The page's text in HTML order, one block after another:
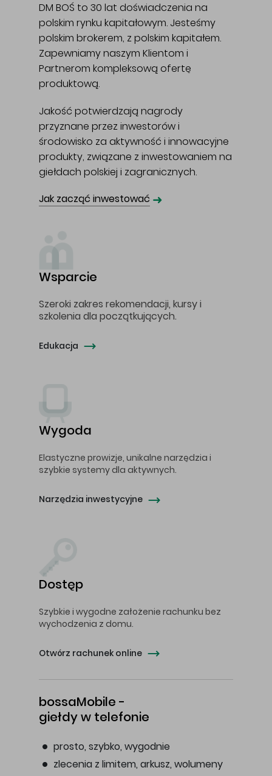
DM BOŚ to 30 lat doświadczenia na
polskim rynku kapitałowym. Jesteśmy
polskim brokerem, z polskim kapitałem.
Zapewniamy naszym Klientom i
Partnerom kompleksową ofertę
produktową.
Jakość potwierdzają nagrody
przyznane przez inwestorów i
środowisko za aktywność i innowacyjne
produkty, związane z inwestowaniem na
giełdach polskiej i zagranicznych.
Jak zacząć inwestować ➜
Wsparcie
Szeroki zakres rekomendacji, kursy i
szkolenia dla początkujących.
Edukacja
Wygoda
Elastyczne prowizje, unikalne narzędzia i
szybkie systemy dla aktywnych.
Narzędzia inwestycyjne
Dostęp
Szybkie i wygodne założenie rachunku bez
wychodzenia z domu.
Otwórz rachunek online
bossaMobile -
giełdy w telefonie
prosto, szybko, wygodnie
zlecenia z limitem, arkusz, wolumeny